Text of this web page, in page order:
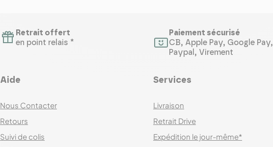
Retrait offert
en point relais *
Paiement sécurisé
CB, Apple Pay, Google Pay,
Paypal, Virement
Aide
Nous Contacter
Retours
Suivi de colis
Services
Livraison
Retrait Drive
Expédition le jour-même*